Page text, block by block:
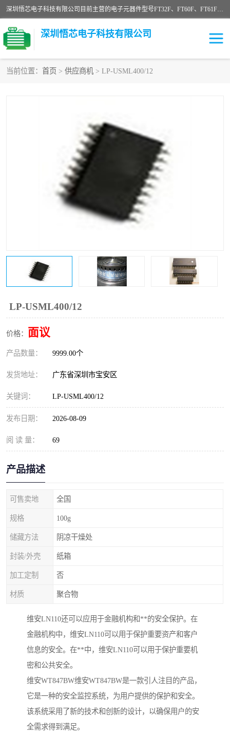
深圳悟芯电子科技有限公司目前主营的电子元器件型号FT32F、FT60F、FT61F、FT62F、FT64F、FT61FC、MCU EEPROM MOS LDO 稳压管 触摸IC DC-DC AC-DC 协议IC等，广泛应用于LED射灯、LED日光灯、等诸多领域。
深圳悟芯电子科技有限公司
当前位置： 首页 > 供应商机 > LP-USML400/12
LP-USML400/12
价格： 面议
产品数量： 9999.00个
发货地址： 广东省深圳市宝安区
关键词： LP-USML400/12
发布日期： 2026-08-09
阅 读 量： 69
产品描述
可售卖地 全国
规格 100g
储藏方法 阴凉干燥处
封装/外壳 纸箱
加工定制 否
材质 聚合物
维安LN110还可以应用于金融机构和**的安全保护。在
金融机构中，维安LN110可以用于保护重要资产和客户
信息的安全。在**中，维安LN110可以用于保护重要机
密和公共安全。
维安WT847BW维安WT847BW是一款引人注目的产品，
它是一种的安全监控系统，为用户提供的保护和安全。
该系统采用了新的技术和创新的设计，以确保用户的安
全需求得到满足。
FT32F
FT64F
FT61FC
FT61F022 FT61F145
FT61F021